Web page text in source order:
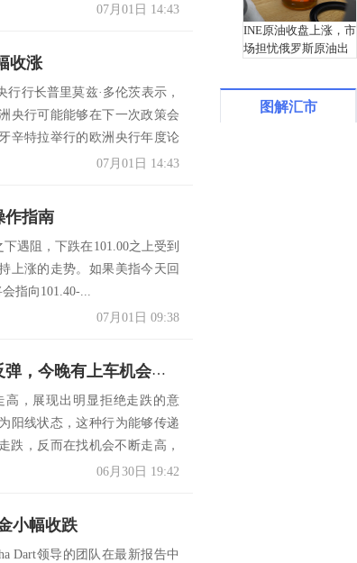
07月01日 14:43
收涨
行长普里莫兹·多伦茨表示，
央行可能能够在下一次政策会
辛特拉举行的欧洲央行年度论
07月01日 14:43
操作指南
遇阻，下跌在101.00之上受到
上涨的走势。如果美指今天回
指向101.40-...
07月01日 09:38
宗：美元拒绝下跌，黄金迎来反弹，今晚有上车机会吗？
，展现出明显拒绝走跌的意
阳线状态，这种行为能够传递
，反而在找机会不断走高，
06月30日 19:42
小幅收跌
Dart领导的团队在最新报告中
INE原油收盘上涨，市
场担忧俄罗斯原油出
图解汇市